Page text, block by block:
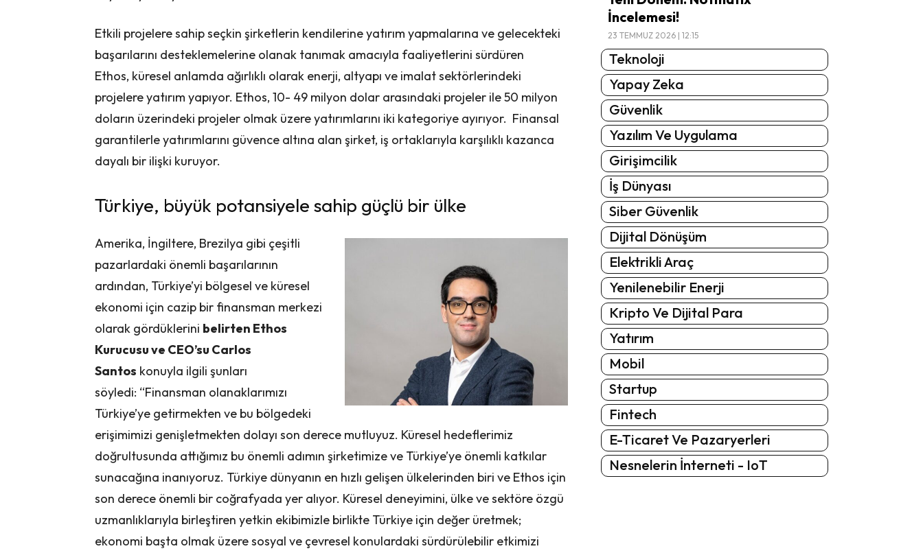
Etkili projelere sahip seçkin şirketlerin kendilerine yatırım yapmalarına ve gelecekteki
başarılarını desteklemelerine olanak tanımak amacıyla faaliyetlerini sürdüren
Ethos, küresel anlamda ağırlıklı olarak enerji, altyapı ve imalat sektörlerindeki
projelere yatırım yapıyor. Ethos, 10- 49 milyon dolar arasındaki projeler ile 50 milyon
doların üzerindeki projeler olmak üzere yatırımlarını iki kategoriye ayırıyor. Finansal
garantilerle yatırımlarını güvence altına alan şirket, iş ortaklarıyla karşılıklı kazanca
dayalı bir ilişki kuruyor.
Türkiye, büyük potansiyele sahip güçlü bir ülke
Amerika, İngiltere, Brezilya gibi çeşitli
pazarlardaki önemli başarılarının
ardından, Türkiye’yi bölgesel ve küresel
ekonomi için cazip bir finansman merkezi
olarak gördüklerini belirten Ethos
Kurucusu ve CEO’su Carlos
Santos konuyla ilgili şunları
söyledi: “Finansman olanaklarımızı
Türkiye’ye getirmekten ve bu bölgedeki
erişimimizi genişletmekten dolayı son derece mutluyuz. Küresel hedeflerimiz
doğrultusunda attığımız bu önemli adımın şirketimize ve Türkiye’ye önemli katkılar
sunacağına inanıyoruz. Türkiye dünyanın en hızlı gelişen ülkelerinden biri ve Ethos için
son derece önemli bir coğrafyada yer alıyor. Küresel deneyimini, ülke ve sektöre özgü
uzmanlıklarıyla birleştiren yetkin ekibimizle birlikte Türkiye için değer üretmek;
ekonomi başta olmak üzere sosyal ve çevresel konulardaki sürdürülebilir etkimizi
İncelemesi!
23 TEMMUZ 2026 | 12:15
Teknoloji
Yapay Zeka
Güvenlik
Yazılım Ve Uygulama
Girişimcilik
İş Dünyası
Siber Güvenlik
Dijital Dönüşüm
Elektrikli Araç
Yenilenebilir Enerji
Kripto Ve Dijital Para
Yatırım
Mobil
Startup
Fintech
E-Ticaret Ve Pazaryerleri
Nesnelerin İnterneti - IoT